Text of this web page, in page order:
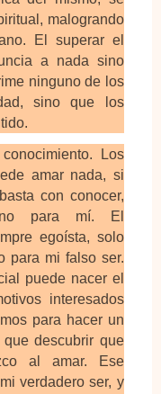
malogrando
El superar el
a nada sino
ninguno de los
sino que los
Los
amar nada, si
con conocer,
para mí. El
egoísta, solo
para mi falso ser.
puede nacer el
interesados
para hacer un
que descubrir que
al amar. Ese
verdadero ser, y